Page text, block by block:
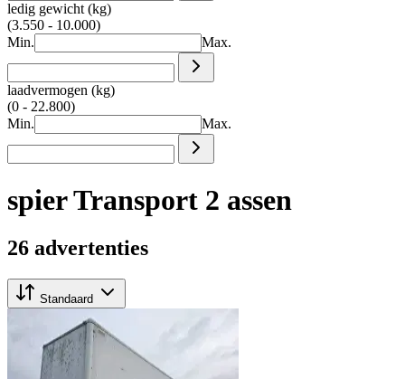
ledig gewicht (kg)
(3.550 - 10.000)
Min.
Max.
laadvermogen (kg)
(0 - 22.800)
Min.
Max.
spier Transport 2 assen
26 advertenties
Standaard